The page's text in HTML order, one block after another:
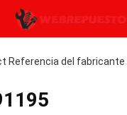
Referencia del fabricante